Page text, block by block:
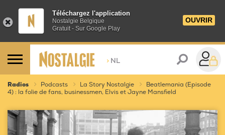
Téléchargez l'application
Nostalgie Belgique
Gratuit - Sur Google Play
OUVRIR
> NL
Radios Podcasts La Story Nostalgie
Beatlemania (Episode
4) : la folie de fans, businessmen, Elvis et Jayne Mansfield